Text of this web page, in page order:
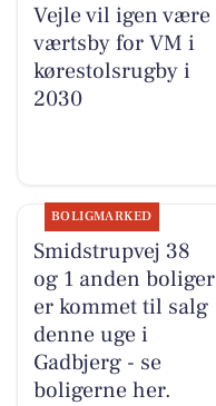
Vejle vil igen være
værtsby for VM i
kørestolsrugby i
2030
BOLIGMARKED
Smidstrupvej 38
og 1 anden boliger
er kommet til salg
denne uge i
Gadbjerg - se
boligerne her.